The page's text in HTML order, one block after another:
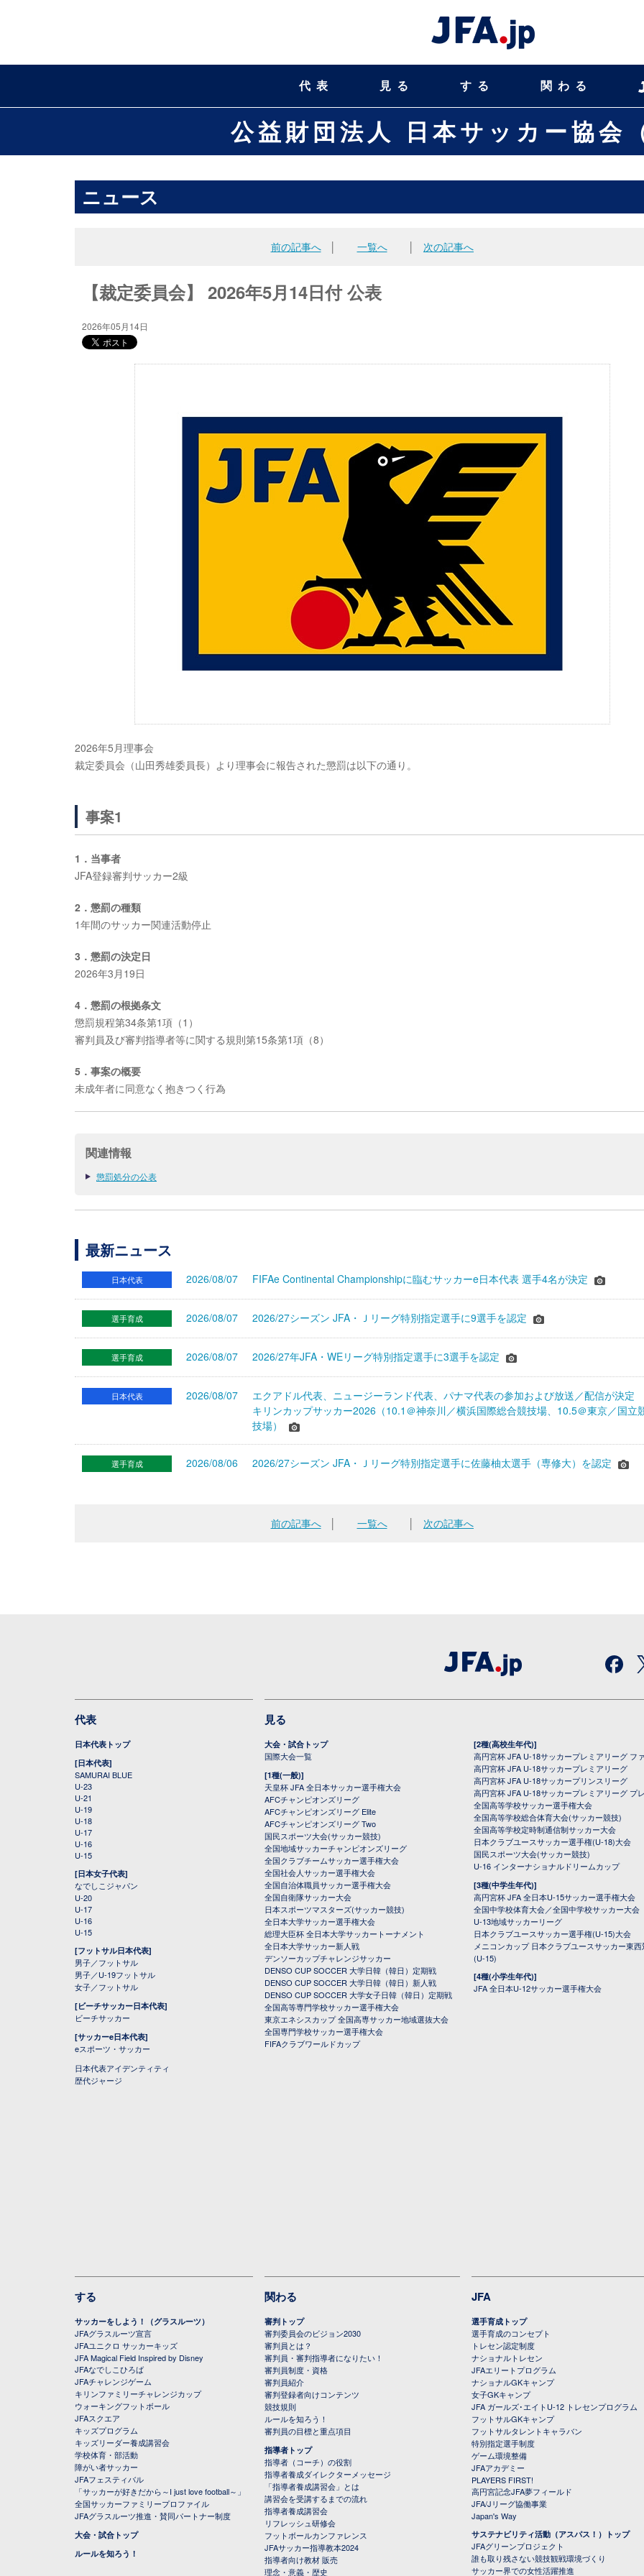
代表 見る する 関わる
公益財団法人 日本サッカー協会
ニュース
前の記事へ│ 一覧へ 次の記事へ
【裁定委員会】 2026年5月14日付 公表
2026年05月14日
2026年5月理事会
裁定委員会（山田秀雄委員長）より理事会に報告された懲罰は以下の通り。
事案1
1．当事者
JFA登録審判サッカー2級
2．懲罰の種類
1年間のサッカー関連活動停止
3．懲罰の決定日
2026年3月19日
4．懲罰の根拠条文
懲罰規程第34条第1項（1）
審判員及び審判指導者等に関する規則第15条第1項（8）
5．事案の概要
未成年者に同意なく抱きつく行為
関連情報
懲罰処分の公表
最新ニュース
日本代表 2026/08/07 FIFAe Continental Championshipに臨むサッカーe日本代表 選手4名が決定
選手育成 2026/08/07 2026/27シーズン JFA・Ｊリーグ特別指定選手に9選手を認定
選手育成 2026/08/07 2026/27年JFA・WEリーグ特別指定選手に3選手を認定
日本代表 2026/08/07
エクアドル代表、ニュージーランド代表、パナマ代表の参加および放送／配信が決定
キリンカップサッカー2026（10.1＠神奈川／横浜国際総合競技場、10.5＠東京／国立
技場）
選手育成 2026/08/06 2026/27シーズン JFA・Ｊリーグ特別指定選手に佐藤柚太選手（専修大）を認定
前の記事へ│ 一覧へ 次の記事へ
代表
日本代表トップ
[日本代表]
SAMURAI BLUE
U-23
U-21
U-19
U-18
U-17
U-16
U-15
[日本女子代表]
なでしこジャパン
U-20
U-17
U-16
U-15
[フットサル日本代表]
男子／フットサル
男子／U-19フットサル
女子／フットサル
[ビーチサッカー日本代表]
ビーチサッカー
[サッカーe日本代表]
eスポーツ・サッカー
日本代表アイデンティティ
歴代ジャージ
見る
大会・試合トップ
国際大会一覧
[1種(一般)]
天皇杯 JFA 全日本サッカー選手権大会
AFCチャンピオンズリーグ
AFCチャンピオンズリーグ Elite
AFCチャンピオンズリーグ Two
国民スポーツ大会(サッカー競技)
全国地域サッカーチャンピオンズリーグ
全国クラブチームサッカー選手権大会
全国社会人サッカー選手権大会
全国自治体職員サッカー選手権大会
全国自衛隊サッカー大会
日本スポーツマスターズ(サッカー競技)
全日本大学サッカー選手権大会
総理大臣杯 全日本大学サッカートーナメント
全日本大学サッカー新人戦
デンソーカップチャレンジサッカー
DENSO CUP SOCCER 大学日韓（韓日）定期戦
DENSO CUP SOCCER 大学日韓（韓日）新人戦
DENSO CUP SOCCER 大学女子日韓（韓日）定期戦
全国高等専門学校サッカー選手権大会
東京エネシスカップ 全国高専サッカー地域選抜大会
全国専門学校サッカー選手権大会
FIFAクラブワールドカップ
[2種(高校生年代)]
高円宮杯 JFA U-18サッカープレミアリーグ フ
高円宮杯 JFA U-18サッカープレミアリーグ
高円宮杯 JFA U-18サッカープリンスリーグ
高円宮杯 JFA U-18サッカープレミアリーグ プ
全国高等学校サッカー選手権大会
全国高等学校総合体育大会(サッカー競技)
全国高等学校定時制通信制サッカー大会
日本クラブユースサッカー選手権(U-18)大会
国民スポーツ大会(サッカー競技)
U-16 インターナショナルドリームカップ
[3種(中学生年代)]
高円宮杯 JFA 全日本U-15サッカー選手権大会
全国中学校体育大会／全国中学校サッカー大会
U-13地域サッカーリーグ
日本クラブユースサッカー選手権(U-15)大会
メニコンカップ 日本クラブユースサッカー東
(U-15)
[4種(小学生年代)]
JFA 全日本U-12サッカー選手権大会
する
サッカーをしよう！（グラスルーツ）
JFAグラスルーツ宣言
JFAユニクロ サッカーキッズ
JFA Magical Field Inspired by Disney
JFAなでしこひろば
JFAチャレンジゲーム
キリンファミリーチャレンジカップ
ウォーキングフットボール
JFAスクエア
キッズプログラム
キッズリーダー養成講習会
学校体育・部活動
障がい者サッカー
JFAフェスティバル
「サッカーが好きだから～I just love football～」
全国サッカーファミリープロファイル
JFAグラスルーツ推進・賛同パートナー制度
大会・試合トップ
ルールを知ろう！
関わる
審判トップ
審判委員会のビジョン2030
審判員とは？
審判員・審判指導者になりたい！
審判員制度・資格
審判員紹介
審判登録者向けコンテンツ
競技規則
ルールを知ろう！
審判員の目標と重点項目
指導者トップ
指導者（コーチ）の役割
指導者養成ダイレクターメッセージ
「指導者養成講習会」とは
講習会を受講するまでの流れ
指導者養成講習会
リフレッシュ研修会
フットボールカンファレンス
JFAサッカー指導教本2024
指導者向け教材 販売
理念・意義・歴史
JFA
選手育成トップ
選手育成のコンセプト
トレセン認定制度
ナショナルトレセン
JFAエリートプログラム
ナショナルGKキャンプ
女子GKキャンプ
JFA ガールズ･エイトU-12 トレセンプログラム
フットサルGKキャンプ
フットサルタレントキャラバン
特別指定選手制度
ゲーム環境整備
JFAアカデミー
PLAYERS FIRST!
高円宮記念JFA夢フィールド
JFA/Jリーグ協働事業
Japan's Way
サステナビリティ活動（アスパス！）トップ
JFAグリーンプロジェクト
誰も取り残さない競技観戦環境づくり
サッカー界での女性活躍推進